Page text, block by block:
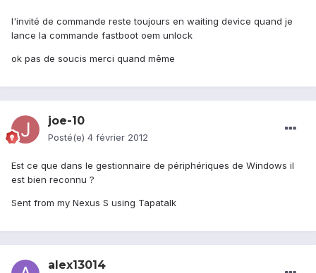
l'invité de commande reste toujours en waiting device quand je
lance la commande fastboot oem unlock
ok pas de soucis merci quand même
joe-10
Posté(e) 4 février 2012
Est ce que dans le gestionnaire de périphériques de Windows il
est bien reconnu ?
Sent from my Nexus S using Tapatalk
alex13014